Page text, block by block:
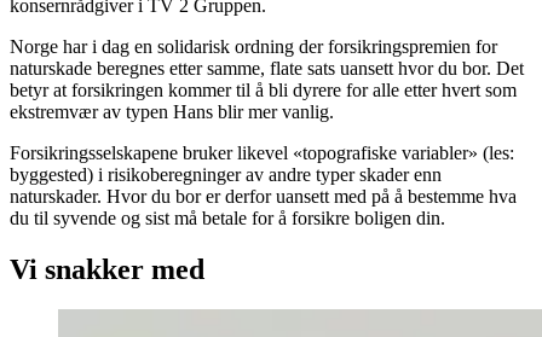
konsernrådgiver i TV 2 Gruppen.
Norge har i dag en solidarisk ordning der forsikringspremien for
naturskade beregnes etter samme, flate sats uansett hvor du bor. Det
betyr at forsikringen kommer til å bli dyrere for alle etter hvert som
ekstremvær av typen Hans blir mer vanlig.
Forsikringsselskapene bruker likevel «topografiske variabler» (les:
byggested) i risikoberegninger av andre typer skader enn
naturskader. Hvor du bor er derfor uansett med på å bestemme hva
du til syvende og sist må betale for å forsikre boligen din.
Vi snakker med